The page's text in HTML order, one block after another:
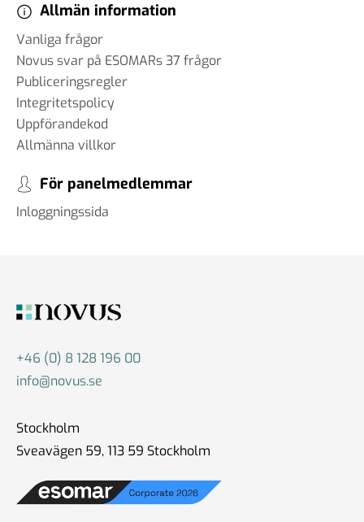
Allmän information
Vanliga frågor
Novus svar på ESOMARs 37 frågor
Publiceringsregler
Integritetspolicy
Uppförandekod
Allmänna villkor
För panelmedlemmar
Inloggningssida
+46 (0) 8 128 196 00
info@novus.se
Stockholm
Sveavägen 59, 113 59 Stockholm